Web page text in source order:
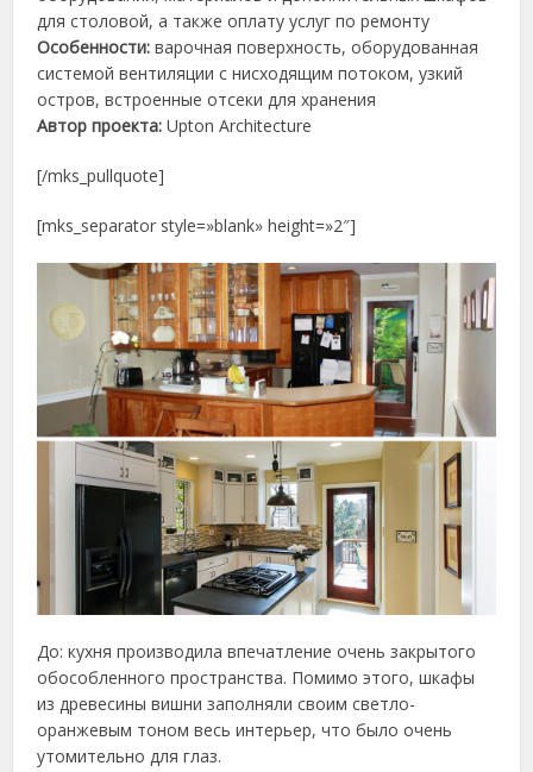
для столовой, а также оплату услуг по ремонту
Особенности: варочная поверхность, оборудованная
системой вентиляции с нисходящим потоком, узкий
остров, встроенные отсеки для хранения
Автор проекта: Upton Architecture
[/mks_pullquote]
[mks_separator style=»blank» height=»2″]
До: кухня производила впечатление очень закрытого
обособленного пространства. Помимо этого, шкафы
из древесины вишни заполняли своим светло-
оранжевым тоном весь интерьер, что было очень
утомительно для глаз.